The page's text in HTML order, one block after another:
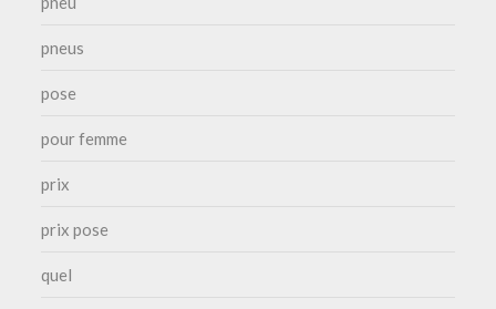
pneus
pose
pour femme
prix
prix pose
quel